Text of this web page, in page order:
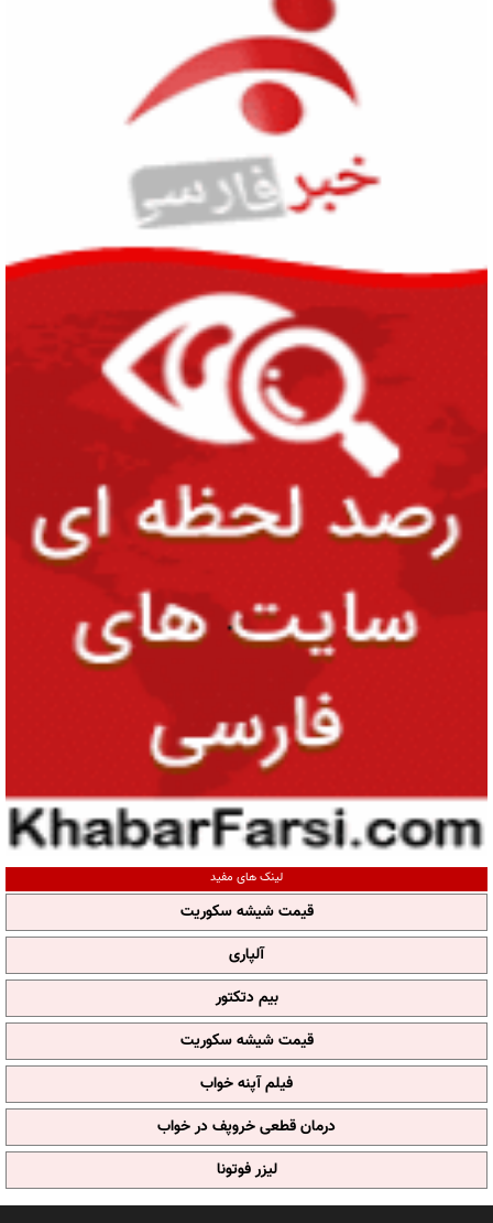
لینک های مفید
قیمت شیشه سکوریت
آلپاری
بیم دتکتور
قیمت شیشه سکوریت
فیلم آپنه خواب
درمان قطعی خروپف در خواب
لیزر فوتونا